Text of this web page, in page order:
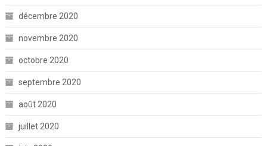
décembre 2020
novembre 2020
octobre 2020
septembre 2020
août 2020
juillet 2020